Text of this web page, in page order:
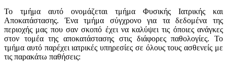
Το τμήμα αυτό ονομάζεται τμήμα Φυσικής Ιατρικής και
Αποκατάστασης. Ένα τμήμα σύγχρονο για τα δεδομένα της
περιοχής μας που σαν σκοπό έχει να καλύψει τις όποιες ανάγκες
στον τομέα της αποκατάστασης στις διάφορες παθολογίες. Το
τμήμα αυτό παρέχει ιατρικές υπηρεσίες σε όλους τους ασθενείς με
τις παρακάτω παθήσεις: